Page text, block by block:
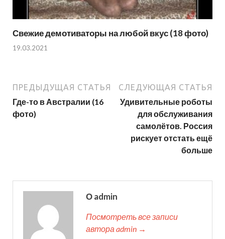
Свежие демотиваторы на любой вкус (18 фото)
19.03.2021
ПРЕДЫДУЩАЯ СТАТЬЯ
Где-то в Австралии (16
фото)
СЛЕДУЮЩАЯ СТАТЬЯ
Удивительные роботы
для обслуживания
самолётов. Россия
рискует отстать ещё
больше
О admin
Посмотреть все записи
автора admin →